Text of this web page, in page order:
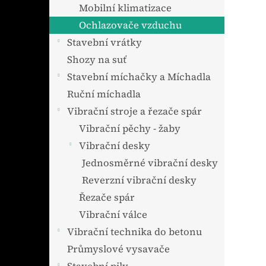
e
l
Mobilní klimatizace
Ochlazovače vzduchu
Stavební vrátky
Shozy na suť
Stavební míchačky a Míchadla
Ruční míchadla
Vibrační stroje a řezače spár
Vibrační pěchy - žaby
Vibrační desky
Jednosměrné vibrační desky
Reverzní vibrační desky
Řezače spár
Vibrační válce
Vibrační technika do betonu
Průmyslové vysavače